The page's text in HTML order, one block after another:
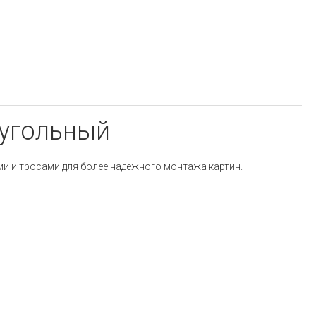
и тросами для более надежного монтажа картин.